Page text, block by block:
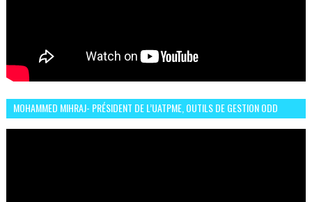
MOHAMMED MIHRAJ- PRÉSIDENT DE L’UATPME, OUTILS DE GESTION ODD
POUR UNE VILLE DURABLE (GARDEN EXPO)